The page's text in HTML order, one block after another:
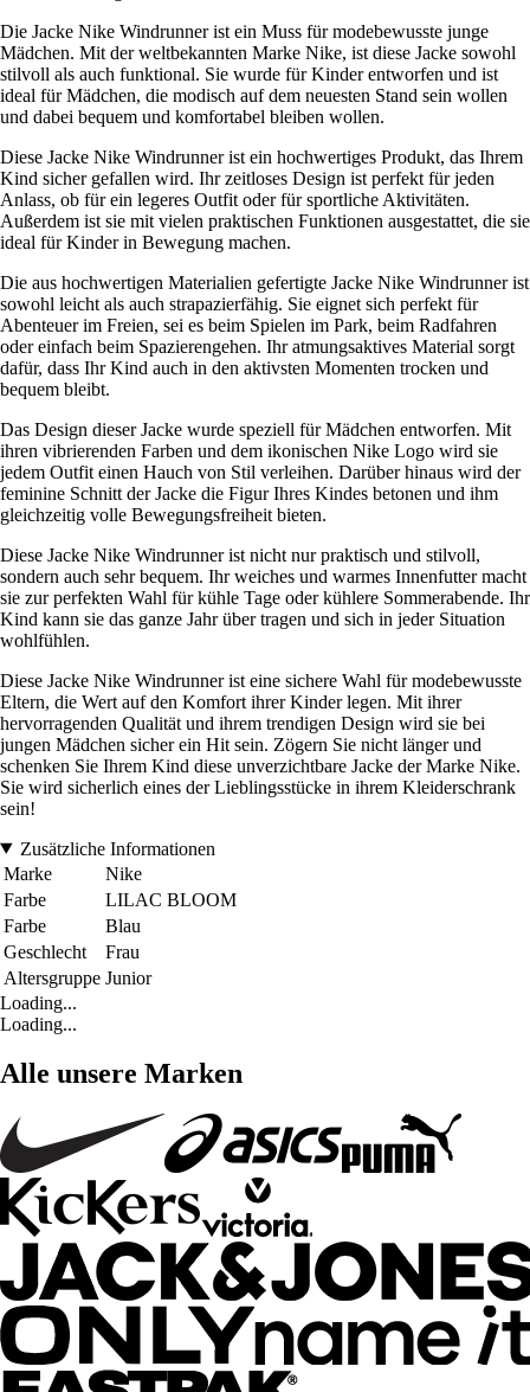
Die Jacke Nike Windrunner ist ein Muss für modebewusste junge
Mädchen. Mit der weltbekannten Marke Nike, ist diese Jacke sowohl
stilvoll als auch funktional. Sie wurde für Kinder entworfen und ist
ideal für Mädchen, die modisch auf dem neuesten Stand sein wollen
und dabei bequem und komfortabel bleiben wollen.
Diese Jacke Nike Windrunner ist ein hochwertiges Produkt, das Ihrem
Kind sicher gefallen wird. Ihr zeitloses Design ist perfekt für jeden
Anlass, ob für ein legeres Outfit oder für sportliche Aktivitäten.
Außerdem ist sie mit vielen praktischen Funktionen ausgestattet, die sie
ideal für Kinder in Bewegung machen.
Die aus hochwertigen Materialien gefertigte Jacke Nike Windrunner ist
sowohl leicht als auch strapazierfähig. Sie eignet sich perfekt für
Abenteuer im Freien, sei es beim Spielen im Park, beim Radfahren
oder einfach beim Spazierengehen. Ihr atmungsaktives Material sorgt
dafür, dass Ihr Kind auch in den aktivsten Momenten trocken und
bequem bleibt.
Das Design dieser Jacke wurde speziell für Mädchen entworfen. Mit
ihren vibrierenden Farben und dem ikonischen Nike Logo wird sie
jedem Outfit einen Hauch von Stil verleihen. Darüber hinaus wird der
feminine Schnitt der Jacke die Figur Ihres Kindes betonen und ihm
gleichzeitig volle Bewegungsfreiheit bieten.
Diese Jacke Nike Windrunner ist nicht nur praktisch und stilvoll,
sondern auch sehr bequem. Ihr weiches und warmes Innenfutter macht
sie zur perfekten Wahl für kühle Tage oder kühlere Sommerabende. Ihr
Kind kann sie das ganze Jahr über tragen und sich in jeder Situation
wohlfühlen.
Diese Jacke Nike Windrunner ist eine sichere Wahl für modebewusste
Eltern, die Wert auf den Komfort ihrer Kinder legen. Mit ihrer
hervorragenden Qualität und ihrem trendigen Design wird sie bei
jungen Mädchen sicher ein Hit sein. Zögern Sie nicht länger und
schenken Sie Ihrem Kind diese unverzichtbare Jacke der Marke Nike.
Sie wird sicherlich eines der Lieblingsstücke in ihrem Kleiderschrank
sein!
Zusätzliche Informationen
Marke
Nike
Farbe
LILAC BLOOM
Farbe
Blau
Geschlecht
Frau
Altersgruppe Junior
Loading...
Loading...
Alle unsere Marken